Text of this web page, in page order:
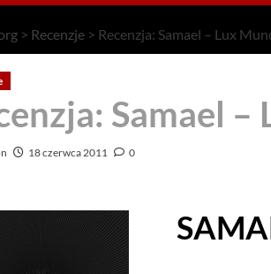
> Recenzje > Recenzja: Samael – Lux
Samael
18 czerwca 2011 0